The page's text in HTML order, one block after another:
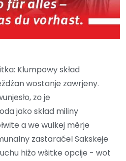
Klumpowy skład
wostanje zawrjeny.
zo je
jako skład miliny
a we wulkej měrje
zastaraćel Sakskeje
hižo wšitke opcije - wot